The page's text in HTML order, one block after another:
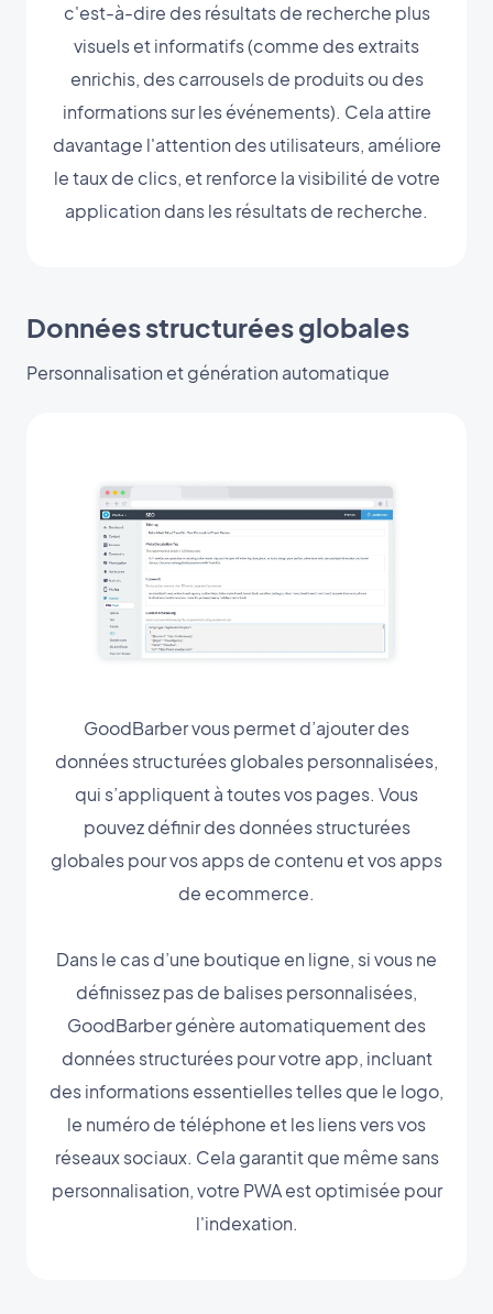
c'est-à-dire des résultats de recherche plus
visuels et informatifs (comme des extraits
enrichis, des carrousels de produits ou des
informations sur les événements). Cela attire
davantage l'attention des utilisateurs, améliore
le taux de clics, et renforce la visibilité de votre
application dans les résultats de recherche.
Données structurées globales
Personnalisation et génération automatique
GoodBarber vous permet d’ajouter des
données structurées globales personnalisées,
qui s’appliquent à toutes vos pages. Vous
pouvez définir des données structurées
globales pour vos apps de contenu et vos apps
de ecommerce.
Dans le cas d’une boutique en ligne, si vous ne
définissez pas de balises personnalisées,
GoodBarber génère automatiquement des
données structurées pour votre app, incluant
des informations essentielles telles que le logo,
le numéro de téléphone et les liens vers vos
réseaux sociaux. Cela garantit que même sans
personnalisation, votre PWA est optimisée pour
l'indexation.